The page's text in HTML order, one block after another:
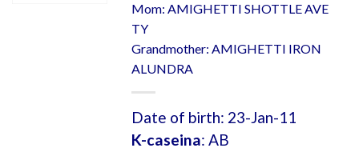
Mom: AMIGHETTI SHOTTLE AVE
TY
Grandmother: AMIGHETTI IRON
ALUNDRA
Date of birth: 23-Jan-11
K-caseina: AB